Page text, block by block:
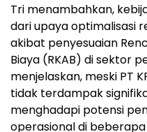
Tri menambahkan,
dari upaya optimalisasi
akibat penyesuaian
Biaya (RKAB) di sektor
menjelaskan, meski PT
tidak terdampak
menghadapi potensi
operasional di